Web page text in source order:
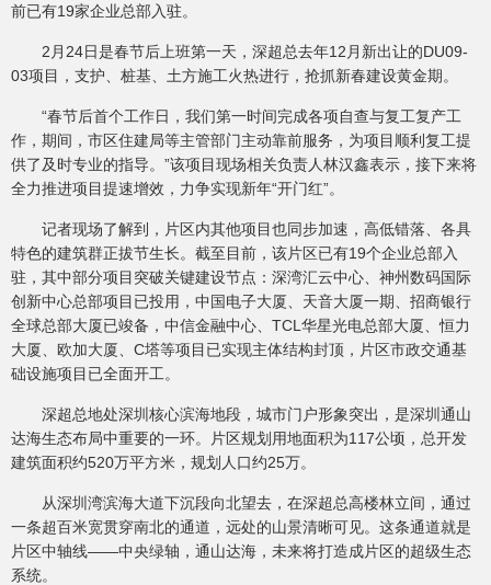
前已有19家企业总部入驻。
2月24日是春节后上班第一天，深超总去年12月新出让的DU09-
03项目，支护、桩基、土方施工火热进行，抢抓新春建设黄金期。
“春节后首个工作日，我们第一时间完成各项自查与复工复产工
作，期间，市区住建局等主管部门主动靠前服务，为项目顺利复工提
供了及时专业的指导。”该项目现场相关负责人林汉鑫表示，接下来将
全力推进项目提速增效，力争实现新年“开门红”。
记者现场了解到，片区内其他项目也同步加速，高低错落、各具
特色的建筑群正拔节生长。截至目前，该片区已有19个企业总部入
驻，其中部分项目突破关键建设节点：深湾汇云中心、神州数码国际
创新中心总部项目已投用，中国电子大厦、天音大厦一期、招商银行
全球总部大厦已竣备，中信金融中心、TCL华星光电总部大厦、恒力
大厦、欧加大厦、C塔等项目已实现主体结构封顶，片区市政交通基
础设施项目已全面开工。
深超总地处深圳核心滨海地段，城市门户形象突出，是深圳通山
达海生态布局中重要的一环。片区规划用地面积为117公顷，总开发
建筑面积约520万平方米，规划人口约25万。
从深圳湾滨海大道下沉段向北望去，在深超总高楼林立间，通过
一条超百米宽贯穿南北的通道，远处的山景清晰可见。这条通道就是
片区中轴线——中央绿轴，通山达海，未来将打造成片区的超级生态
系统。